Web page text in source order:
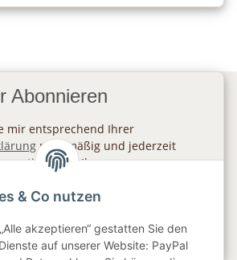
Abonnieren
mir entsprechend Ihrer
regelmäßig und jederzeit
zu Ihrem
& Co nutzen
akzeptieren“ gestatten Sie den
auf unserer Website: PayPal